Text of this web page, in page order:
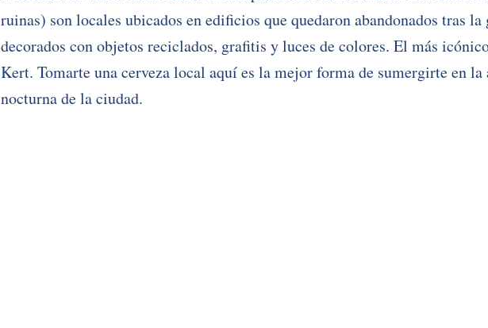
ruinas) son locales ubicados en edificios que quedaron abandonados tras la
decorados con objetos reciclados, grafitis y luces de colores. El más
Kert. Tomarte una cerveza local aquí es la mejor forma de sumergirte en
nocturna de la ciudad.